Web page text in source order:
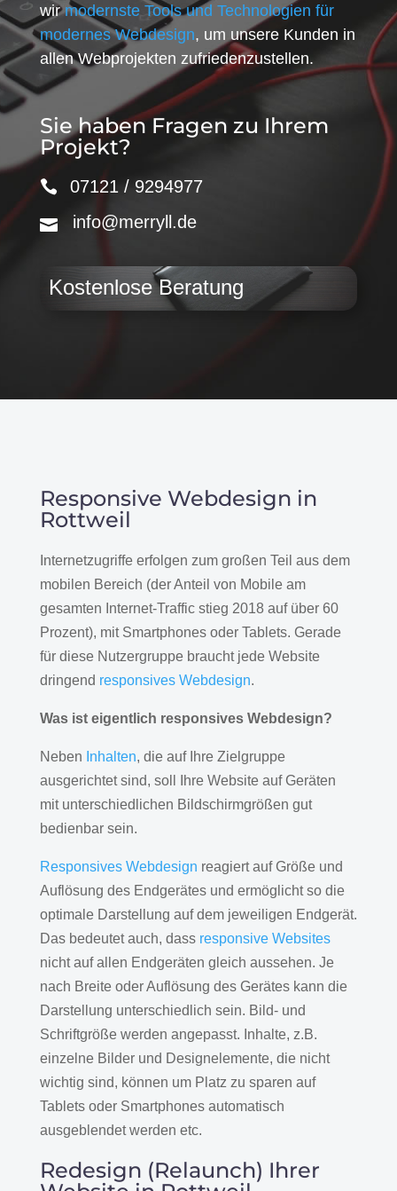
wirmodernste Tools und Technologien für
modernes Webdesign, um unsere Kunden in
allen Webprojekten zufriedenzustellen.
Sie haben Fragen zu Ihrem
Projekt?
07121 / 9294977
info@merryll.de
Kostenlose Beratung
Responsive Webdesign in
Rottweil
Internetzugriffe erfolgen zum großen Teil aus dem
mobilen Bereich (der Anteil von Mobile am
gesamten Internet-Traffic stieg 2018 auf über 60
Prozent), mit Smartphones oder Tablets. Gerade
für diese Nutzergruppe braucht jede Website
dringend responsives Webdesign.
Was ist eigentlich responsives Webdesign?
Neben Inhalten, die auf Ihre Zielgruppe
ausgerichtet sind, soll Ihre Website auf Geräten
mit unterschiedlichen Bildschirmgrößen gut
bedienbar sein.
Responsives Webdesign reagiert auf Größe und
Auflösung des Endgerätes und ermöglicht so die
optimale Darstellung auf dem jeweiligen Endgerät.
Das bedeutet auch, dass responsive Websites
nicht auf allen Endgeräten gleich aussehen. Je
nach Breite oder Auflösung des Gerätes kann die
Darstellung unterschiedlich sein. Bild- und
Schriftgröße werden angepasst. Inhalte, z.B.
einzelne Bilder und Designelemente, die nicht
wichtig sind, können um Platz zu sparen auf
Tablets oder Smartphones automatisch
ausgeblendet werden etc.
Redesign (Relaunch) Ihrer